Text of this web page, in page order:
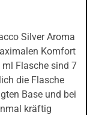
Silver Aroma
Komfort
Flasche sind 7
die Flasche
Base und bei
kräftig